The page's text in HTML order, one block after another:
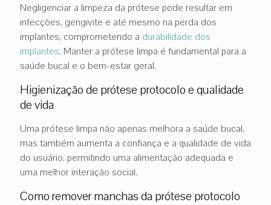
Negligenciar a limpeza da prótese pode resultar em
infecções, gengivite e até mesmo na perda dos
implantes, comprometendo a durabilidade dos
implantes. Manter a prótese limpa é fundamental para a
saúde bucal e o bem-estar geral.
Higienização de prótese protocolo e qualidade
de vida
Uma prótese limpa não apenas melhora a saúde bucal,
mas também aumenta a confiança e a qualidade de vida
do usuário, permitindo uma alimentação adequada e
uma melhor interação social.
Como remover manchas da prótese protocolo